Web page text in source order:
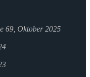
69, Oktober 2025